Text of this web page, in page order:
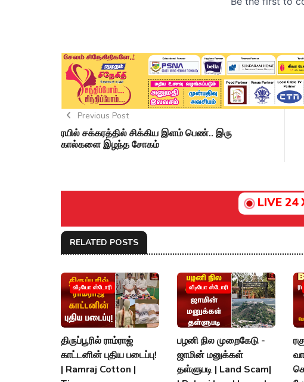
Previous Post
ரயில் சக்கரத்தில் சிக்கிய இளம் பெண்.. இரு
கால்களை இழந்த சோகம்
LIVE 24
RELATED POSTS
வீடியோ ஸ்டோரி
திருப்பூரில் ராம்ராஜ்
காட்டனின் புதிய படைப்பு!
| Ramraj Cotton |
வீடியோ ஸ்டோரி
பழனி நில முறைகேடு -
ஜாமின் மனுக்கள்
தள்ளுபடி | Land Scam|